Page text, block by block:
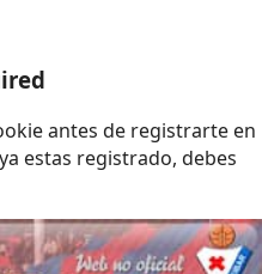
antes de registrarte en
estas registrado, debes